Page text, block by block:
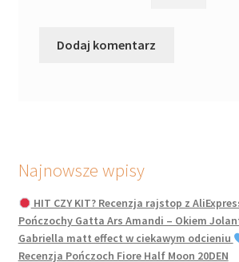
Najnowsze wpisy
HIT CZY KIT? Recenzja rajstop z
Pończochy Gatta Ars Amandi – Okiem
Gabriella matt effect w ciekawym odcieniu
Recenzja Pończoch Fiore Half Moon 20DEN